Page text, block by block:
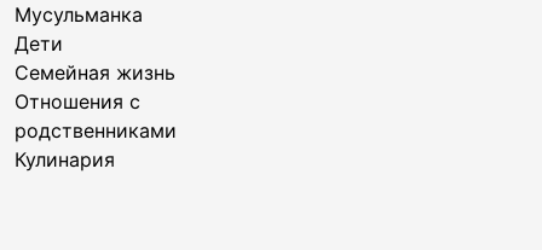
Мусульманка
Дети
Семейная жизнь
Отношения с
родственниками
Кулинария